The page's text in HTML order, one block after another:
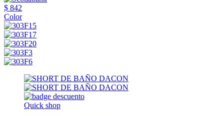
$ 842
Color
Quick shop